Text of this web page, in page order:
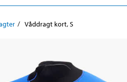
Våddragt kort, S